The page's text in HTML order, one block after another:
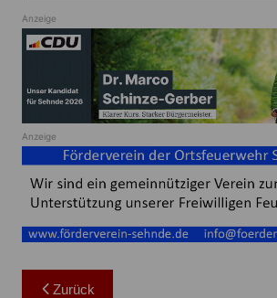
Anzeige
Anzeige
Beitragsnavigation
Zurück